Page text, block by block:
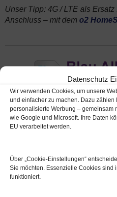
Datenschutz
Wir verwenden Cookies, um unsere
und einfacher zu machen. Dazu zählen
personalisierte Werbung – gemeinsam
wie Google und Microsoft. Ihre Daten
EU verarbeitet werden.
Über „Cookie‑Einstellungen“
Sie möchten. Essenzielle Cookies sind
funktioniert.
Unser Tipp: 4G / LTE als
Anschluss – mit dem o2
UMTS – 3G Abschaltung
Über 20 Jahre lang sorgte die